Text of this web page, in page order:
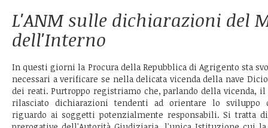
L'ANM sulle dichiarazioni del
dell'Interno
In questi giorni la Procura della Repubblica di Agrigento sta
necessari a verificare se nella delicata vicenda della nave
dei reati. Purtroppo registriamo che, parlando della vicenda,
rilasciato dichiarazioni tendenti ad orientare lo sviluppo
riguardo ai soggetti potenzialmente responsabili. Si tratta